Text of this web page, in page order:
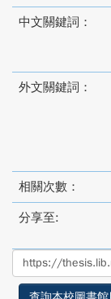
中文關鍵詞：
外文關鍵詞：
相關次數：
分享至: